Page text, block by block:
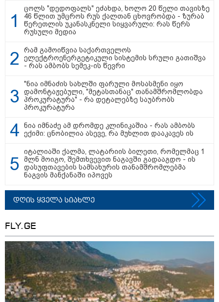
19:30 / 06-08-2026
ბერუაშვილს ბრალდება
წარუდგინეს
15:54 / 06-08-2026
"ბრალი არის აბურდული -
დაანგრიეს"- გიგა ავალიანის
საქმეზე დაკავებული ანასტასია
კატეგორიის ყველა სიახლე
მკითხველის რჩევით
ცოლს "დედოფალს" ეძახდა, ხოლო 20 წელი თავისზე
46 წლით უმცროს რუს ქალთან ცხოვრობდა - ზურაბ
წერეთლის უკანასკნელი სიყვარული: რას წერს
რუსული მედია
რამ გამოიწვია საქართველოს
ელექტროენერგეტიკული სისტემის სრული გათიშვა
- რას ამბობს სემეკ-ის წევრი
"ნია იმნაძის სახლში ფარული მოსასმენი იყო
დამონტაჟებული, "მეტასთანაც" თანამშრომლობდა
პროკურატურა" - რა დეტალებზე საუბრობს
პროკურატურა
ნია იმნაძე ამ დრომდე კლინიკაშია - რას ამბობს
ექიმი: ცნობილია ასევე, რა მუხლით დააკავეს ის
იტალიაში ქალმა, ლატარიის ბილეთი, რომელმაც 1
მლნ მოიგო, შემთხვევით ნაგავში გადააგდო - ის
დასუფთავების სამსახურის თანამშრომლებმა
ნაგვის მანქანაში იპოვეს
დღის ყველა სიახლე
FLY.GE